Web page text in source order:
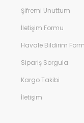
Şifremi Unuttum
İletişim Formu
Havale Bildirim
Sipariş Sorgula
Kargo Takibi
İletişim